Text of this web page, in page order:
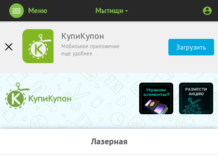
КупиКупон
Мобильное приложение
ещё удобнее
Загрузить
Меню Мытищи
Лазерная